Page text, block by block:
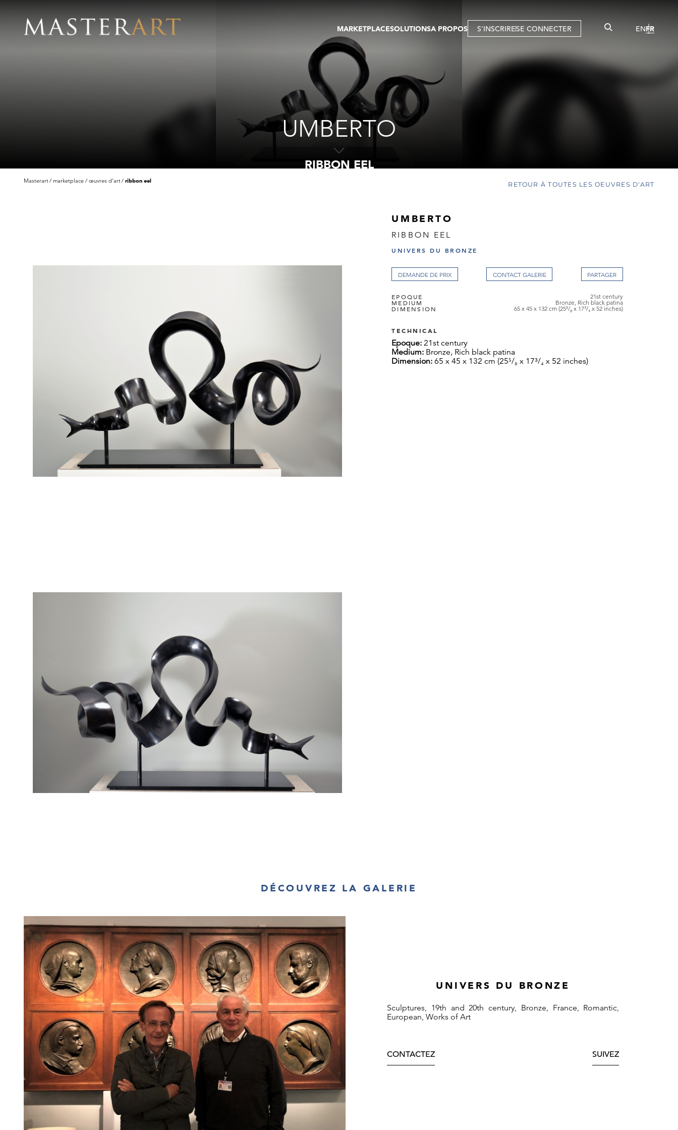
MARKETPLACE
OEUVRES D'ART
GALERIES
TOURS VIRTUELS
PUBLICATIONS
EVENTS
SOLUTIONS
MEMBRE
TOUR VIRTUEL
ENCHÈRES
A PROPOS S'INSCRIRESE CONNECTER ENFR
UMBERTO
RIBBON EEL
Masterart marketplace œuvres d'art ribbon eel RETOUR À TOUTES LES OEUVRES D'ART
UMBERTO
RIBBON EEL
UNIVERS DU BRONZE
DEMANDE DE PRIX CONTACT GALERIE
EPOQUE 21st century
MEDIUM Bronze, Rich black patina
DIMENSION 65 x 45 x 132 cm (25⁵/₈ x 17³/₄ x 52 inches)
TECHNICAL
Epoque:21st century
Medium: Bronze, Rich black patina
Dimension:65 x 45 x 132 cm (25⁵/₈ x 17³/₄ x 52 inches)
DÉCOUVREZ LA GALERIE
UNIVERS DU BRONZE
Sculptures, 19th and 20th century, Bronze, France, Romantic,
European, Works of Art
CONTACTEZ SUIVEZ